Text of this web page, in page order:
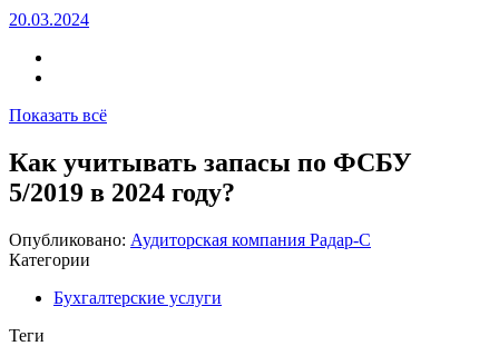
20.03.2024
Показать всё
Как учитывать запасы по ФСБУ
5/2019 в 2024 году?
Опубликовано: Аудиторская компания Радар-С
Категории
Бухгалтерские услуги
Теги